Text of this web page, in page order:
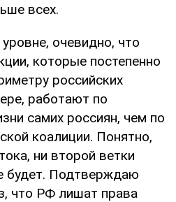
всех.
очевидно, что
которые постепенно
российских
работают по
самих россиян, чем по
коалиции. Понятно,
ни второй ветки
будет. Подтверждаю
что РФ лишат права